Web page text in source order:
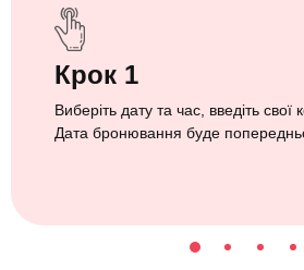
Крок 1
Виберіть дату та час, введіть свої
Дата бронювання буде